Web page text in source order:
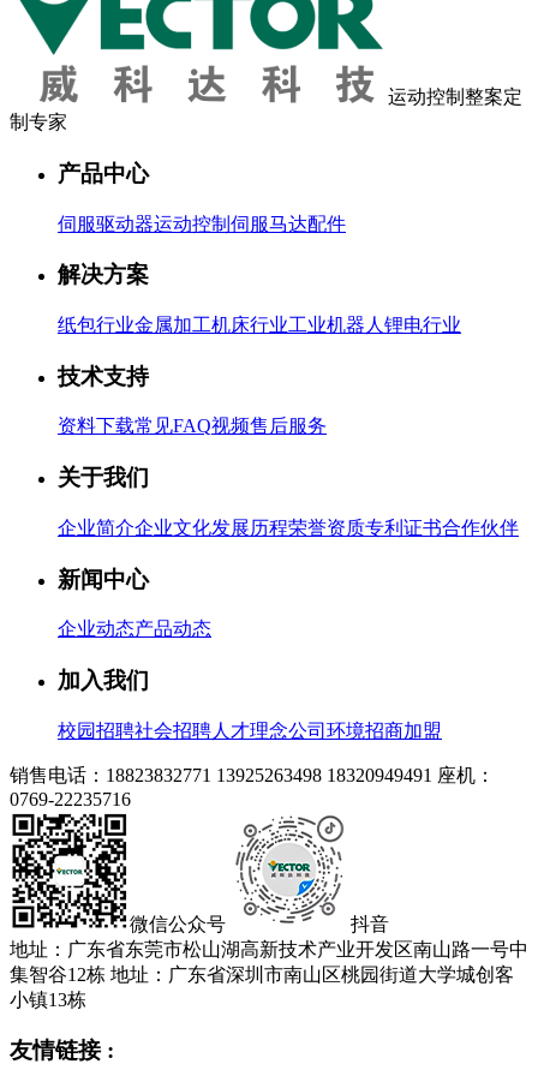
运动控制整案定
制专家
产品中心
伺服驱动器运动控制 伺服马达配件
解决方案
纸包行业金属加工机床行业工业机器人 锂电行业
技术支持
资料下载常见FAQ视频售后服务
关于我们
企业简介企业文化发展历程荣誉资质专利证书合作伙伴
新闻中心
企业动态产品动态
加入我们
校园招聘社会招聘人才理念公司环境招商加盟
销售电话：18823832771 13925263498 18320949491 座机：
0769-22235716
微信公众号
抖音
地址：广东省东莞市松山湖高新技术产业开发区南山路一号中
集智谷12栋 地址：广东省深圳市南山区桃园街道大学城创客
小镇13栋
友情链接 :